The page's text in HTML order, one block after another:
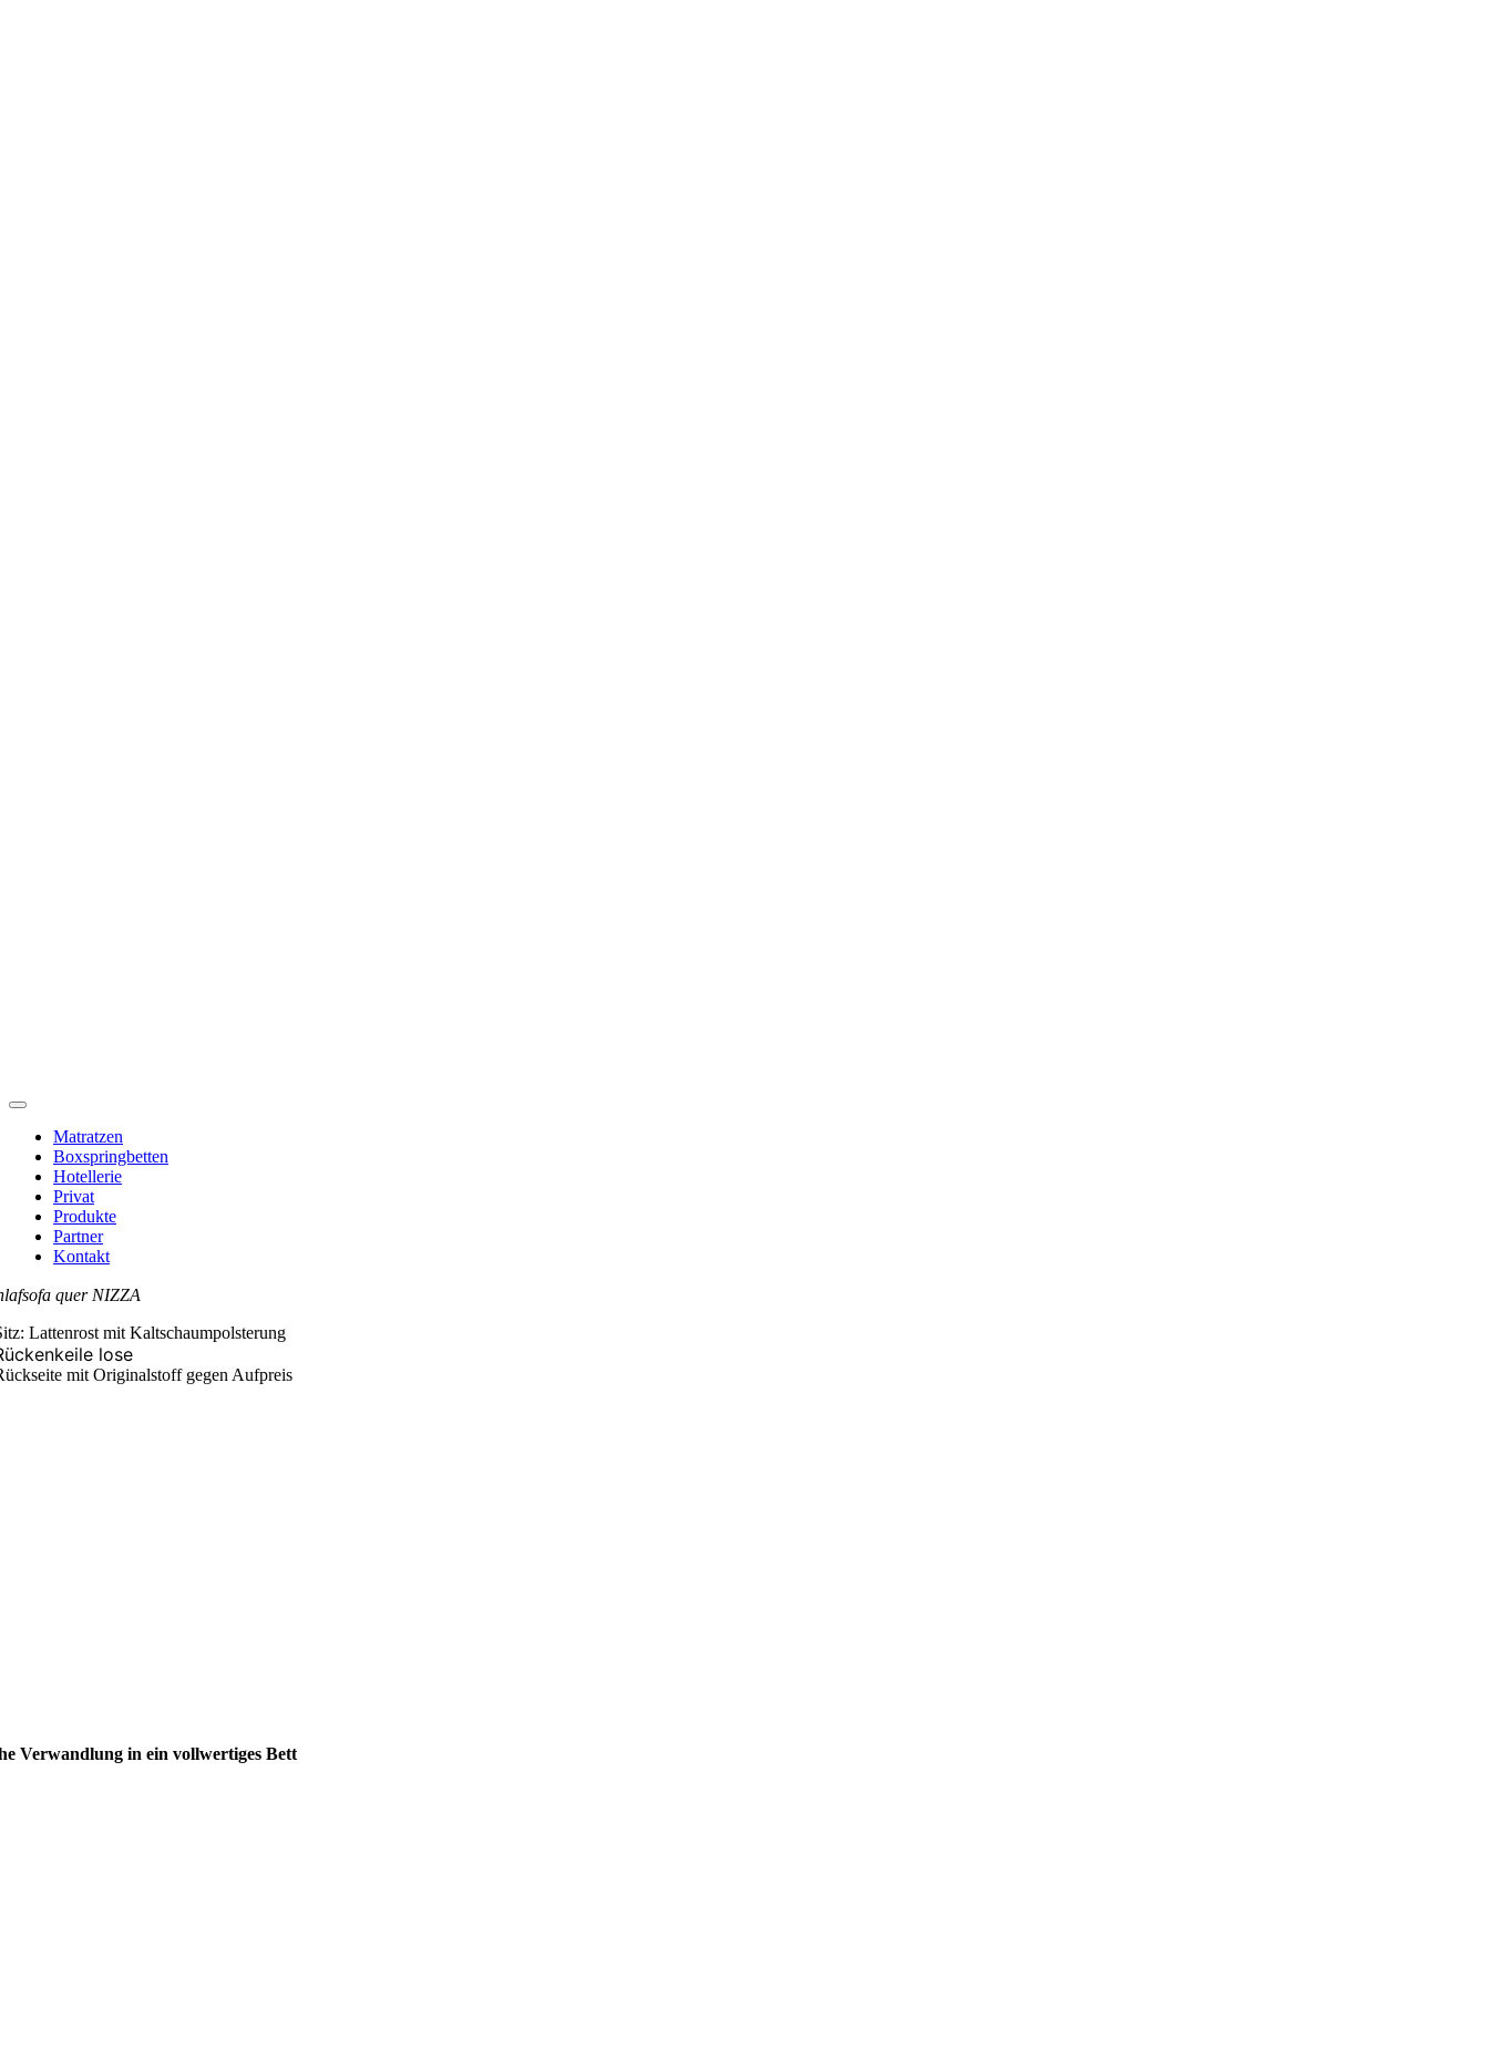
Toggle
NavigationMatratzen
Boxspringbetten
Hotellerie
Privat
Produkte
Partner
Kontakt
quer NIZZA
Lattenrost mit Kaltschaumpolsterung
lose
mit Originalstoff gegen Aufpreis
Verwandlung in ein vollwertiges Bett